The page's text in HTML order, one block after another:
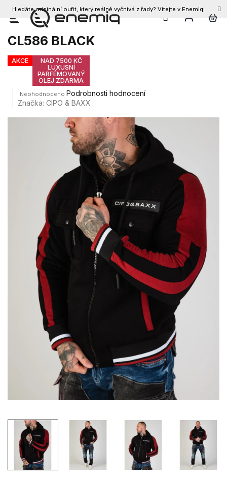
Přejít
obsah
Hledáte originální oufit, který reálně vyčnívá z řady? Vítejte v Enemiq!
CZK
Pánská mikina CIPO & BAXX
CL586 BLACK
AKCE
NAD 7500 KČ
LUXUSNÍ
PARFÉMOVANÝ
OLEJ ZDARMA
Průměrné
hodnocení
Neohodnoceno Podrobnosti hodnocení
Značka:CIPO & BAXX